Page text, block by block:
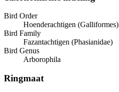
Bird Order
Hoenderachtigen (Galliformes)
Bird Family
Fazantachtigen (Phasianidae)
Bird Genus
Arborophila
Ringmaat